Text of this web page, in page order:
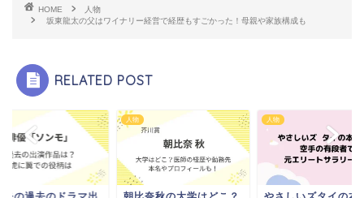
HOME
人物
坂東龍太の父はワイナリー経営で経歴もすごかった！母親や家族構成も
RELATED POST
人物 ドラマ